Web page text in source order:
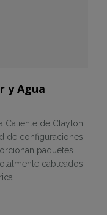
y Agua
Caliente de Clayton,
de configuraciones
paquetes
cableados,